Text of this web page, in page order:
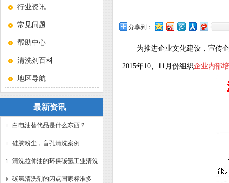
行业资讯
常见问题
帮助中心
清洗剂百科
地区导航
最新资讯
白电油替代品是什么东西？
硅胶粉尘，盲孔清洗案例
清洗拉伸油的环保碳氢工业清洗
剂？
碳氢清洗剂的闪点国家标准多
分享到：
为推进企业文化建设，宣传
2015年10、11月份组织企业内部